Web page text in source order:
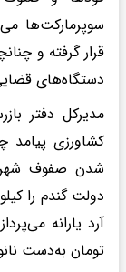
سوپرمارکت‌ها
قرار گرفته و
دستگاه‌های
مدیرکل دفتر
کشاورزی پیامد
شدن صفوف
تومان به‌دست